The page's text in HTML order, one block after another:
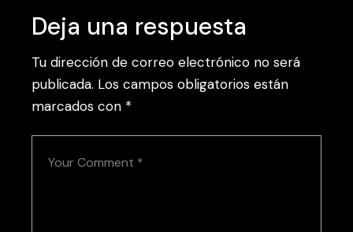
Deja una respuesta
Tu dirección de correo electrónico no será
publicada. Los campos obligatorios están
marcados con *